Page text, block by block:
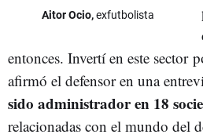
Aitor Ocio,exfutbolista
entonces. Invertí en este sector
afirmó el defensor en una
sido administrador en 18
relacionadas con el mundo del